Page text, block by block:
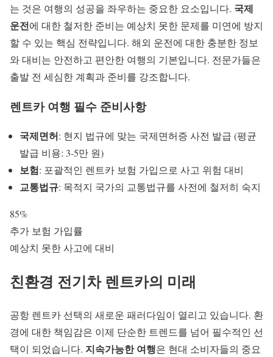
는 것은 여행의 성공을 좌우하는 중요한 요소입니다. 국제
운전에 대한 철저한 준비는 예상치 못한 문제를 미연에 방지
할 수 있는 핵심 전략입니다. 해외 운전에 대한 충분한 정보
와 대비는 안전하고 편안한 여행의 기본입니다. 전문가들은
출발 전 세심한 계획과 준비를 강조합니다.
렌트카 여행 필수 준비사항
국제면허: 현지 법규에 맞는 국제면허증 사전 발급 (평균
발급 비용: 3-5만 원)
보험: 포괄적인 렌트카 보험 가입으로 사고 위험 대비
교통법규: 목적지 국가의 교통법규를 사전에 철저히 숙지
85%
추가 보험 가입률
예상치 못한 사고에 대비
친환경 전기차 렌트카의 미래
공항 렌트카 선택의 새로운 패러다임이 열리고 있습니다. 환
경에 대한 책임감은 이제 단순한 트렌드를 넘어 필수적인 선
택이 되었습니다. 지속가능한 여행은 현대 소비자들의 중요